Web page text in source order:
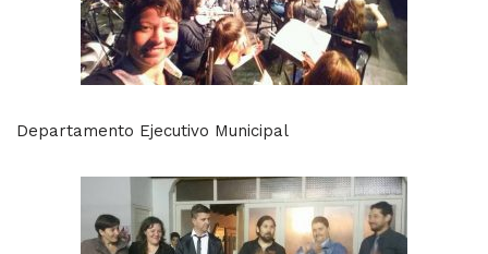
Departamento Ejecutivo Municipal